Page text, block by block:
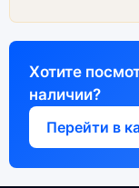
Хотите
наличии?
Перейти в